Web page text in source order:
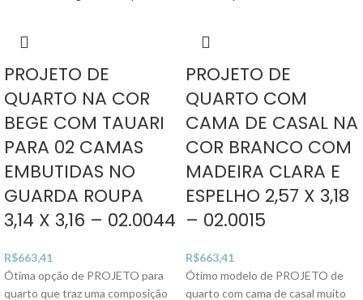
PROJETO DE
QUARTO NA COR
BEGE COM TAUARI
PARA 02 CAMAS
EMBUTIDAS NO
GUARDA ROUPA
3,14 X 3,16 – 02.0044
R$663,41
Ótima opção de PROJETO para
quarto que traz uma composição
PROJETO DE
QUARTO COM
CAMA DE CASAL NA
COR BRANCO COM
MADEIRA CLARA E
ESPELHO 2,57 X 3,18
– 02.0015
R$663,41
Ótimo modelo de PROJETO de
quarto com cama de casal muito